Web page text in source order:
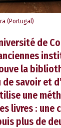
(Portugal)
de
la
savoir et
une
livres : une
plus de